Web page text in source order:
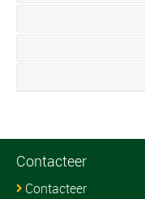
Contacteer
Contacteer